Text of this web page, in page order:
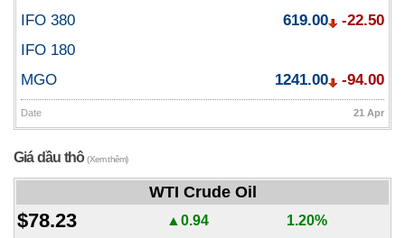
IFO 380 619.00
-22.50
IFO 180
MGO
1241.00 -94.00
Date 21 Apr
Giá dầu thô(Xem thêm)
WTI Crude Oil
$78.23 ▲0.94 1.20%